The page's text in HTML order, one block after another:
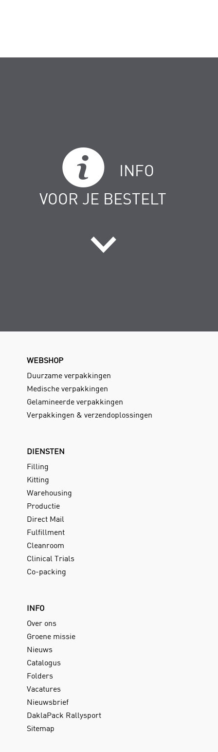
INFO
VOOR JE BESTELT
WEBSHOP
Duurzame verpakkingen
Medische verpakkingen
Gelamineerde verpakkingen
Verpakkingen & verzendoplossingen
DIENSTEN
Filling
Kitting
Warehousing
Productie
Direct Mail
Fulfillment
Cleanroom
Clinical Trials
Co-packing
INFO
Over ons
Groene missie
Nieuws
Catalogus
Folders
Vacatures
Nieuwsbrief
DaklaPack Rallysport
Sitemap